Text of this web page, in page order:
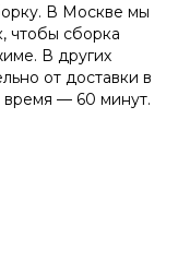
В Москве мы
чтобы сборка
В других
от доставки в
— 60 минут.